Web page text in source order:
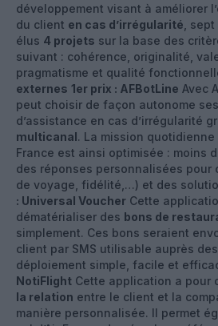
développement visant à améliorer
du client en cas d’irrégularité ,
élus 4 projets sur la base des
suivant : cohérence, originalité,
pragmatisme et qualité
externes 1er prix : AFBotLine Avec
peut choisir de façon autonome
d’assistance en cas d’irrégularité
multicanal. La mission quotidienne
France est ainsi optimisée : moins
des réponses personnalisées pour
de voyage, fidélité,…) et des
: Universal Voucher Cette
dématérialiser des bons de
simplement. Ces bons seraient
client par SMS utilisable auprès
déploiement simple, facile et
NotiFlight Cette application a pour
la relation entre le client et la
manière personnalisée. Il permet